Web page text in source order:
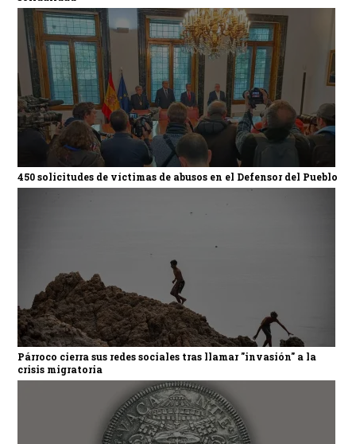
450 solicitudes de víctimas de abusos en el Defensor del Pueblo
Párroco cierra sus redes sociales tras llamar "invasión" a la
crisis migratoria